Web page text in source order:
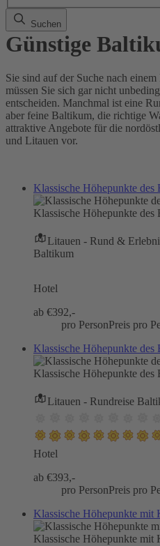
Suchen
Günstige
Sie sind auf der Suche nach
müssen Sie sich gar nicht
entscheiden. Manchmal ist eine
aber feine Baltikum, die richtige
attraktive Angebote für die
und Litauen vor.
Klassische Höhepunkte des
Klassische Höhepunkte des
Litauen - Rund &
Baltikum
Hotel
ab €392,-
pro PersonPreis pro
Klassische Höhepunkte des
Klassische Höhepunkte des
Litauen - Rundreise
Hotel
ab €393,-
pro PersonPreis pro
Klassische Höhepunkte mit
Klassische Höhepunkte mit